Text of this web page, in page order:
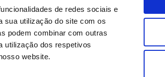
de redes sociais e
sua utilização do site com os
podem combinar com outras
utilização dos respetivos
website.